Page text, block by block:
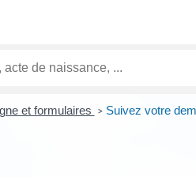
et formulaires > Suivez votre